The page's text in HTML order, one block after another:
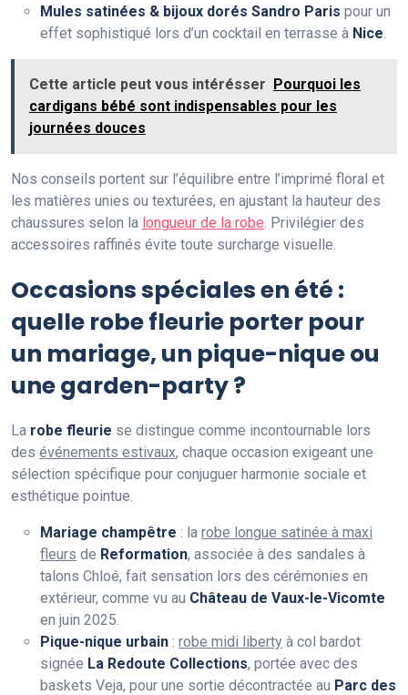
Mules satinées & bijoux dorés Sandro Paris pour un
effet sophistiqué lors d’un cocktail en terrasse à Nice
Cette article peut vous intérésser Pourquoi les
cardigans bébé sont indispensables pour les
journées douces
Nos conseils portent sur l’équilibre entre l’imprimé floral et
les matières unies ou texturées, en ajustant la hauteur des
chaussures selon la longueur de la robe . Privilégier des
accessoires raffinés évite toute surcharge visuelle.
Occasions spéciales en été :
quelle robe fleurie porter pour
un mariage, un pique-nique ou
une garden-party ?
La robe fleurie se distingue comme incontournable lors
des événements estivaux, chaque occasion exigeant une
sélection spécifique pour conjuguer harmonie sociale et
esthétique pointue.
Mariage champêtre : la robe longue satinée à maxi
fleurs de Reformation, associée à des sandales à
talons Chloé, fait sensation lors des cérémonies en
extérieur, comme vu au Château de Vaux-le-Vicomte
en juin 2025.
Pique-nique urbain : robe midi liberty à col bardot
signée La Redoute Collections, portée avec des
baskets Veja, pour une sortie décontractée au Parc des